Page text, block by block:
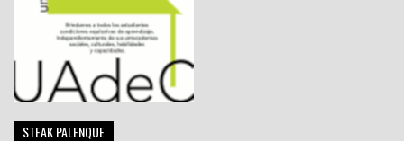
STEAK PALENQUE